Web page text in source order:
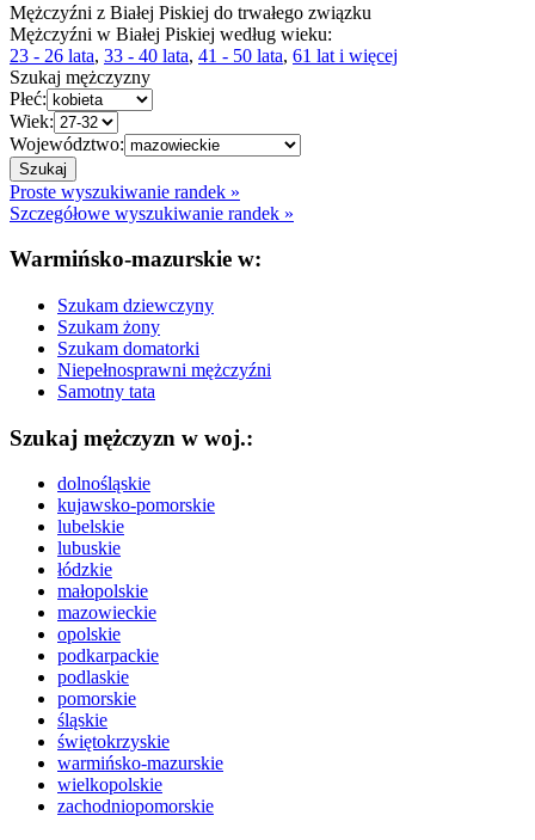
Mężczyźni z Białej Piskiej do trwałego związku
Mężczyźni w Białej Piskiej według wieku:
23 - 26 lata, 33 - 40 lata, 41 - 50 lata, 61 lat i więcej
Szukaj mężczyzny
Płeć:
Wiek:
Województwo:
Proste wyszukiwanie randek »
Szczegółowe wyszukiwanie randek »
Warmińsko-mazurskie w:
Szukam dziewczyny
Szukam żony
Szukam domatorki
Niepełnosprawni mężczyźni
Samotny tata
Szukaj mężczyzn w woj.:
dolnośląskie
kujawsko-pomorskie
lubelskie
lubuskie
łódzkie
małopolskie
mazowieckie
opolskie
podkarpackie
podlaskie
pomorskie
śląskie
świętokrzyskie
warmińsko-mazurskie
wielkopolskie
zachodniopomorskie